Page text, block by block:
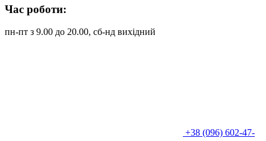
Час роботи:
пн-пт з 9.00 до 20.00, сб-нд вихідний
+38 (096) 602-47-